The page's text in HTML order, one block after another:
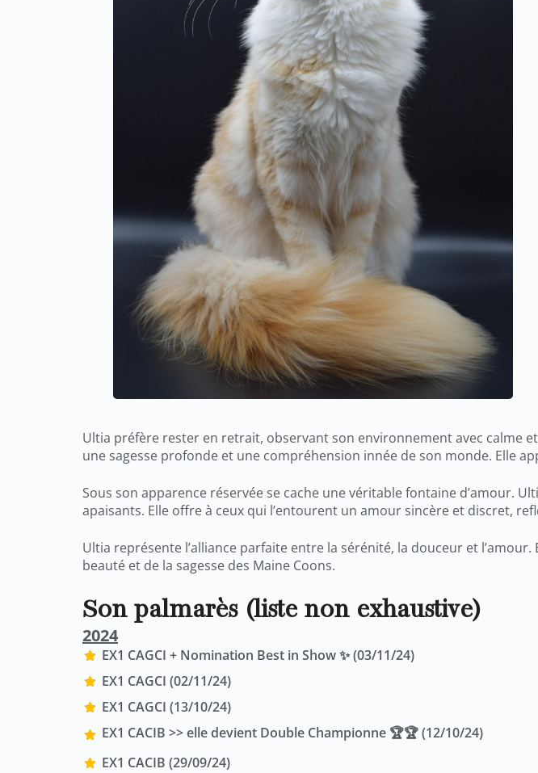
Ultia préfère rester en retrait, observant son environnement avec calme
une sagesse profonde et une compréhension innée de son monde. Elle
Sous son apparence réservée se cache une véritable fontaine d’amour.
apaisants. Elle offre à ceux qui l’entourent un amour sincère et discret,
Ultia représente l’alliance parfaite entre la sérénité, la douceur et
beauté et de la sagesse des Maine Coons.
Son palmarès (liste non exhaustive)
2024
EX1 CAGCI + Nomination Best in Show ✨ (03/11/24)
EX1 CAGCI (02/11/24)
EX1 CAGCI (13/10/24)
EX1 CACIB >> elle devient Double Championne 🏆🏆 (12/10/24)
EX1 CACIB (29/09/24)